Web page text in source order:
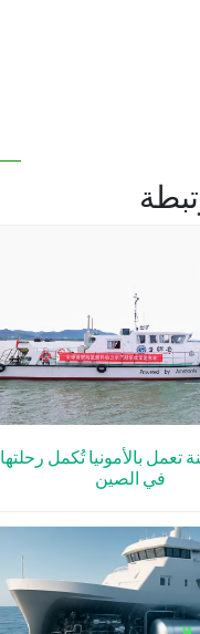
تعمل بالأمونيا تُكمل رحلتها
في الصين